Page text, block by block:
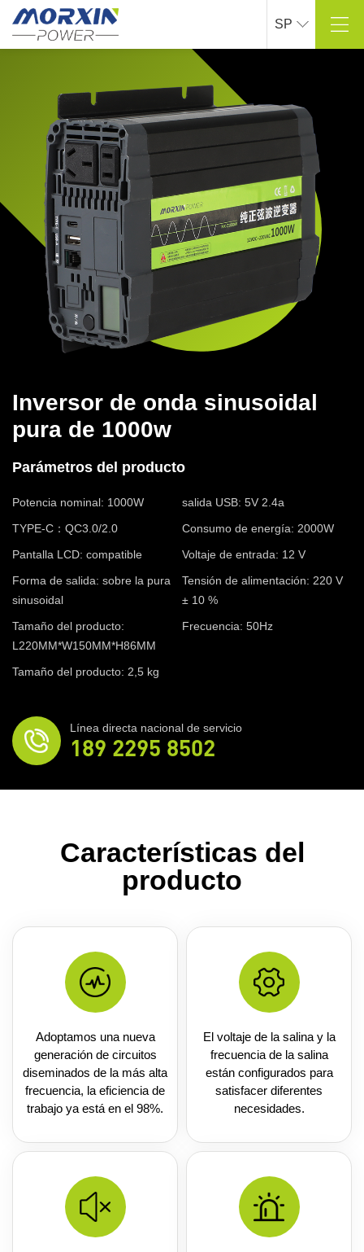
SP
Cultura corporativa
Proceso de desarrollo
> Ver más
Centro de productos
Inversor de onda sinusoidal pura
> Ver más
Solución
Industria al aire libre
Industria naval
Industria automotriz
> Ver más
Soporte técnico
Personalización de I + D
> Ver más
Centro de prensa
Dinámica de la empresa
Información de la industria
> Ver más
Mensajes en línea
> Ver más
Centro comercial en línea
Inversor de onda sinusoidal
pura de 1000w
Parámetros del producto
Potencia nominal: 1000W
salida USB: 5V 2.4a
TYPE-C：QC3.0/2.0
Consumo de energía: 2000W
Pantalla LCD: compatible
Voltaje de entrada: 12 V
Forma de salida: sobre la pura
sinusoidal
Tensión de alimentación: 220 V
± 10 %
Tamaño del producto:
L220MM*W150MM*H86MM
Frecuencia: 50Hz
Tamaño del producto: 2,5 kg
Línea directa nacional de servicio
189 2295 8502
Características del
producto
Adoptamos una nueva
generación de circuitos
diseminados de la más alta
frecuencia, la eficiencia de
trabajo ya está en el 98%.
El voltaje de la salina y la
frecuencia de la salina
están configurados para
satisfacer diferentes
necesidades.